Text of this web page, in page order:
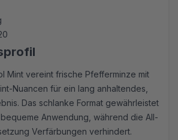
Mint vereint frische Pfefferminze mit
Nuancen für ein lang anhaltendes,
Das schlanke Format gewährleistet
Anwendung, während die All-
Verfärbungen verhindert.